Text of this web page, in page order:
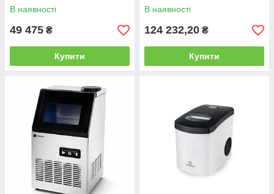
В наявності
49 475 ₴
Купити
В наявності
124 232,20 ₴
Купити